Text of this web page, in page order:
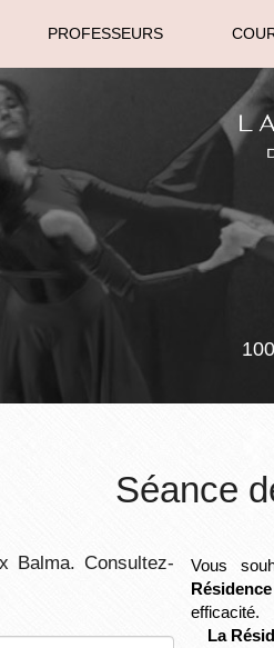
PROFESSEURS
Séance
Balma. Consultez-
Vous
efficacité.
La